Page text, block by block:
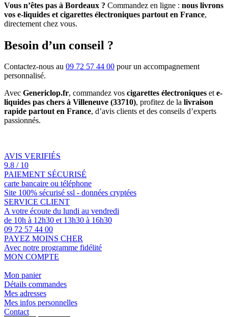
Vous n’êtes pas à Bordeaux ? Commandez en ligne : nous livrons
vos e-liquides et cigarettes électroniques partout en France,
directement chez vous.
Besoin d’un conseil ?
Contactez-nous au 09 72 57 44 00 pour un accompagnement
personnalisé.
Avec Genericlop.fr, commandez vos cigarettes électroniques ete-
liquides pas chers à Villeneuve (33710), profitez de la livraison
rapide partout en France, d’avis clients et des conseils d’experts
passionnés.
AVIS VERIFIÉS
9.8 / 10
PAIEMENT SÉCURISÉ
carte bancaire ou téléphone
Site 100% sécurisé ssl - données cryptées
SERVICE CLIENT
A votre écoute du lundi au vendredi
de 10h à 12h30 et 13h30 à 16h30
09 72 57 44 00
PAYEZ MOINS CHER
Avec notre programme fidélité
MON COMPTE
Mon panier
Détails commandes
Mes adresses
Mes infos personnelles
Contact